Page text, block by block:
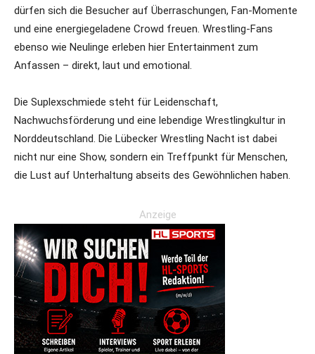
dürfen sich die Besucher auf Überraschungen, Fan-Momente
und eine energiegeladene Crowd freuen. Wrestling-Fans
ebenso wie Neulinge erleben hier Entertainment zum
Anfassen – direkt, laut und emotional.
Die Suplexschmiede steht für Leidenschaft,
Nachwuchsförderung und eine lebendige Wrestlingkultur in
Norddeutschland. Die Lübecker Wrestling Nacht ist dabei
nicht nur eine Show, sondern ein Treffpunkt für Menschen,
die Lust auf Unterhaltung abseits des Gewöhnlichen haben.
Anzeige